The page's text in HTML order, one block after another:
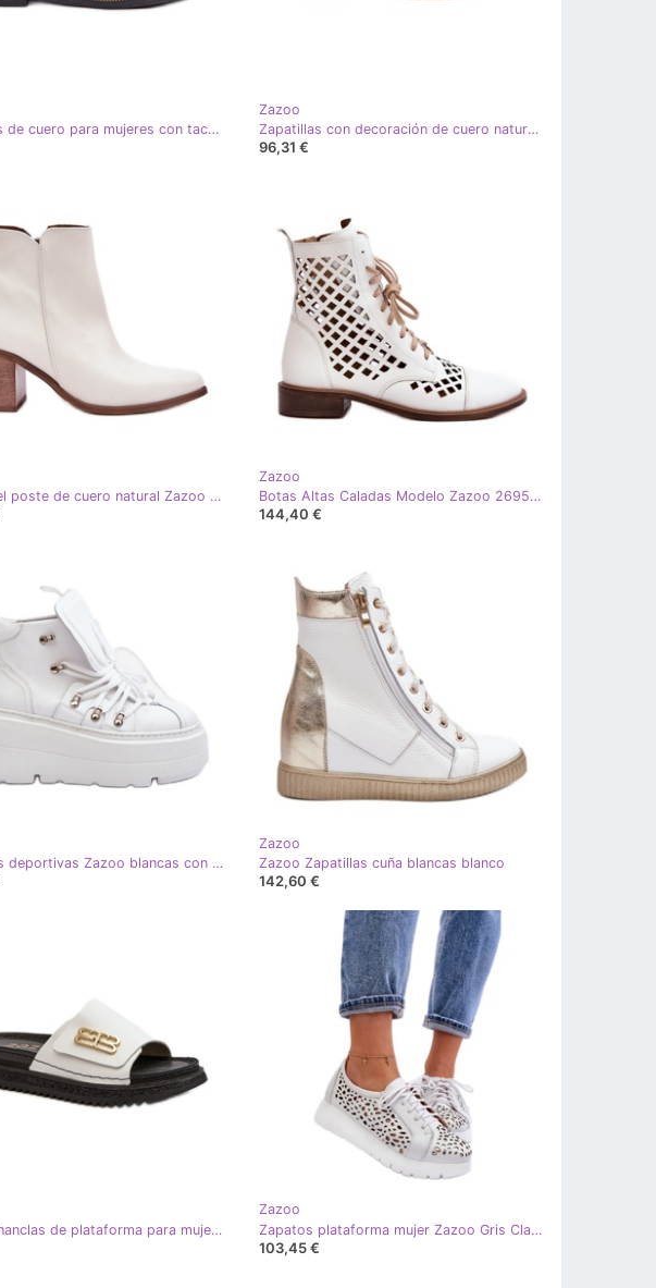
Sandalias de cuero para mujeres con tacones planos Zazoo 3688 White blanco
Zazoo
Zapatillas con decoración de cuero natural Zazoo 3667 White blanco
96,31 €
Bots en el poste de cuero natural Zazoo 3673 White blanco
Zazoo
Botas Altas Caladas Modelo Zazoo 2695/003 Blanco
144,40 €
Zapatillas deportivas Zazoo blancas con parte inferior enorme. blanco
Zazoo
Zazoo Zapatillas cuña blancas blanco
142,60 €
Zazoo Chanclas de plataforma para mujer Blanco
Zazoo
Zapatos plataforma mujer Zazoo Gris Claro blanco
103,45 €